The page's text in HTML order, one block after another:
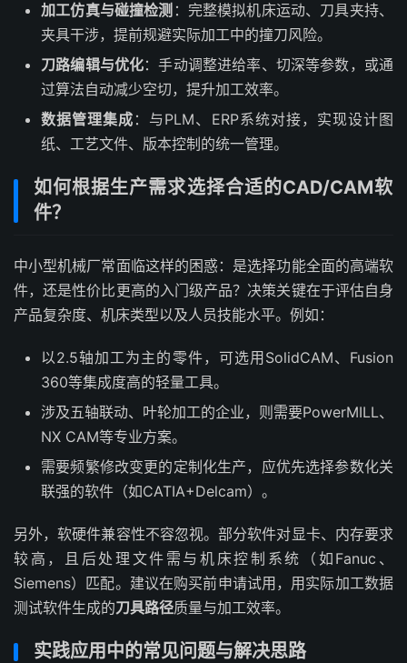
加工仿真与碰撞检测 ：完整模拟机床运动、刀具夹持、
夹具干涉，提前规避实际加工中的撞刀风险。
刀路编辑与优化：手动调整进给率、切深等参数，或通
过算法自动减少空切，提升加工效率。
数据管理集成 ：与PLM、ERP系统对接，实现设计图
纸、工艺文件、版本控制的统一管理。
如何根据生产需求选择合适的CAD/CAM软
件？
中小型机械厂常面临这样的困惑：是选择功能全面的高端软
件，还是性价比更高的入门级产品？决策关键在于评估自身
产品复杂度、机床类型以及人员技能水平。例如：
以2.5轴加工为主的零件，可选用SolidCAM、Fusion
360等集成度高的轻量工具。
涉及五轴联动、叶轮加工的企业，则需要PowerMILL、
NX CAM等专业方案。
需要频繁修改变更的定制化生产，应优先选择参数化关
联强的软件（如CATIA+Delcam）。
另外，软硬件兼容性不容忽视。部分软件对显卡、内存要求
较高，且后处理文件需与机床控制系统（如Fanuc、
Siemens）匹配。建议在购买前申请试用，用实际加工数据
测试软件生成的刀具路径质量与加工效率。
实践应用中的常见问题与解决思路